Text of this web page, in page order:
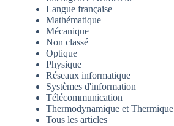
Langue française
Mathématique
Mécanique
Non classé
Optique
Physique
Réseaux informatique
Systèmes d'information
Télécommunication
Thermodynamique et Thermique
Tous les articles